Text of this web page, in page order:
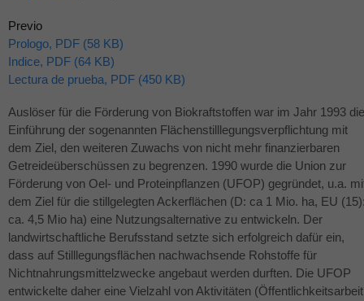
Previo
Prologo, PDF (58 KB)
Indice, PDF (64 KB)
Lectura de prueba, PDF (450 KB)
Auslöser für die Förderung von Biokraftstoffen war im Jahr 1993 die
Einführung der sogenannten Flächenstilllegungsverpflichtung mit
dem Ziel, den weiteren Zuwachs von nicht mehr finanzierbaren
Getreideüberschüssen zu begrenzen. 1990 wurde die Union zur
Förderung von Oel- und Proteinpflanzen (UFOP) gegründet, u.a.
dem Ziel für die stillgelegten Ackerflächen (D: ca 1 Mio. ha, EU
ca. 4,5 Mio ha) eine Nutzungsalternative zu entwickeln. Der
landwirtschaftliche Berufsstand setzte sich erfolgreich dafür ein,
dass auf Stilllegungsflächen nachwachsende Rohstoffe für
Nichtnahrungsmittelzwecke angebaut werden durften. Die UFOP
entwickelte daher eine Vielzahl von Aktivitäten (Öffentlichkeitsarbeit